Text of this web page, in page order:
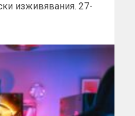
изживявания. 27-